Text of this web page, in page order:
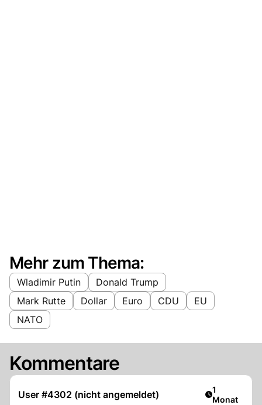
Mehr zum Thema:
Wladimir Putin
Donald Trump
Mark Rutte
Dollar Euro CDU
EU
NATO
Kommentare
User #4302 (nicht angemeldet) Artikel
1
Monat